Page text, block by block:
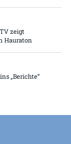
zeigt
Hauraton
„Berichte“